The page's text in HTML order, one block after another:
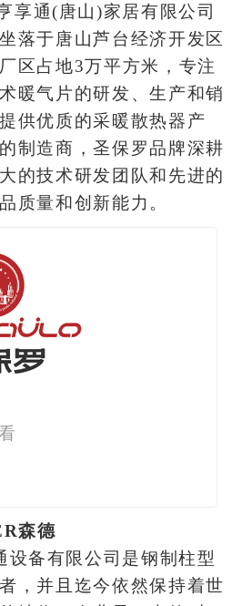
享通(唐山)家居有限公司
落于唐山芦台经济开发区
区占地3万平方米，专注
暖气片的研发、生产和销
供优质的采暖散热器产
制造商，圣保罗品牌深耕
的技术研发团队和先进的
质量和创新能力。
森德
设备有限公司是钢制柱型
，并且迄今依然保持着世